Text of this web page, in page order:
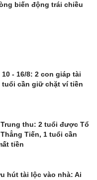
biến động trái chiều
- 16/8: 2 con giáp tài
tuổi cần giữ chặt ví tiền
thu: 2 tuổi được Tổ
Tiến, 1 tuổi cần
tiền
hút tài lộc vào nhà: Ai